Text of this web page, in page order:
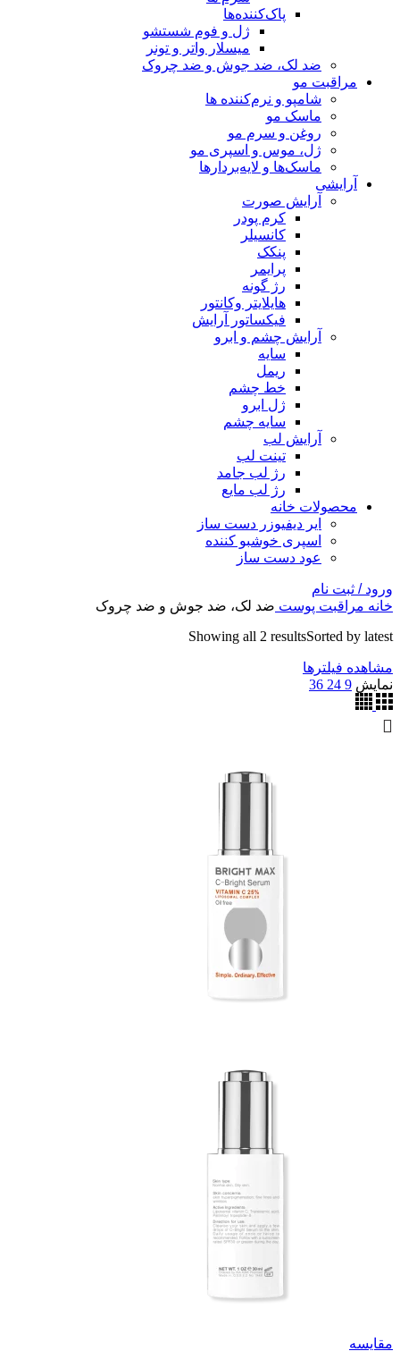
پاک‌کننده‌ها
ژل و فوم شستشو
میسلار واتر و تونر
ضد لک، ضد جوش و ضد چروک
مراقبت مو
شامپو و نرم‌کننده ها
ماسک مو
روغن و سرم مو
ژل، موس و اسپری مو
ماسک‌ها و لایه‌بردارها
آرایشی
آرایش صورت
کرم پودر
کانسیلر
پنکک
پرایمر
رژ گونه
هایلایتر وکانتور
فیکساتور آرایش
آرایش چشم و ابرو
سایه
ریمل
خط چشم
ژل ابرو
سایه چشم
آرایش لب
تینت لب
رژ لب جامد
رژ لب مایع
محصولات خانه
ایر دیفیوزر دست ساز
اسپری خوشبو کننده
عود دست ساز
ورود / ثبت نام
خانه مراقبت پوست ضد لک، ضد جوش و ضد چروک
Showing all 2 resultsSorted by latest
مشاهده فیلترها
نمایش 9
24
36
مقایسه